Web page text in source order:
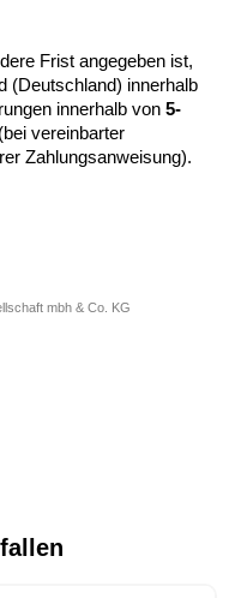
Frist angegeben ist,
(Deutschland) innerhalb
innerhalb von 5-
vereinbarter
Zahlungsanweisung).
mbh & Co. KG